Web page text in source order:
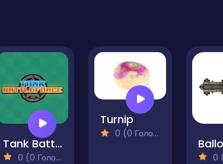
Tank Battle Force
0 (0 Голосів)
Turnip
0 (0 Голосів)
0